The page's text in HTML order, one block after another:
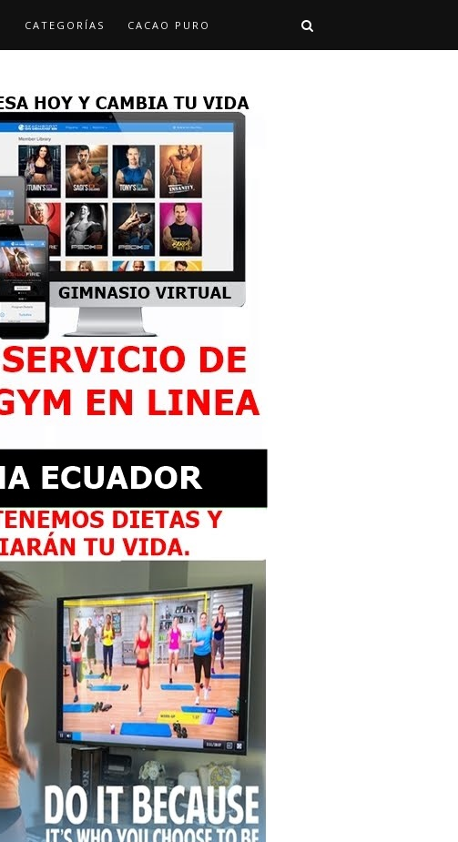
CATEGORÍAS CACAO PURO